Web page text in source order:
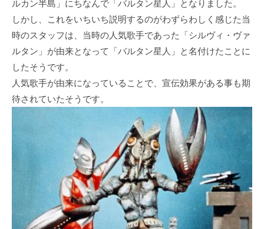
ルカン半島」にちなんで「バルタン星人」となりました。
しかし、これをいちいち説明するのがわずらわしく感じた当
時のスタッフは、当時の人気歌手であった「シルヴィ・ヴァ
ルタン」が由来となって「バルタン星人」と名付けたことに
したそうです。
人気歌手が由来になっていることで、宣伝効果がある事も期
待されていたそうです。